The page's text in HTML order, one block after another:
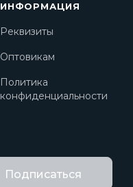
ИНФОРМАЦИЯ
Реквизиты
Оптовикам
Политика
конфиденциальности
Подписаться